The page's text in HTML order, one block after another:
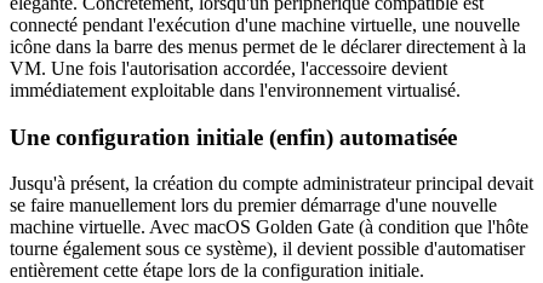
connecté pendant l'exécution d'une machine virtuelle, une nouvelle
icône dans la barre des menus permet de le déclarer directement à la
VM. Une fois l'autorisation accordée, l'accessoire devient
immédiatement exploitable dans l'environnement virtualisé.
Une configuration initiale (enfin) automatisée
Jusqu'à présent, la création du compte administrateur principal devait
se faire manuellement lors du premier démarrage d'une nouvelle
machine virtuelle. Avec macOS Golden Gate (à condition que l'hôte
tourne également sous ce système), il devient possible d'automatiser
entièrement cette étape lors de la configuration initiale.